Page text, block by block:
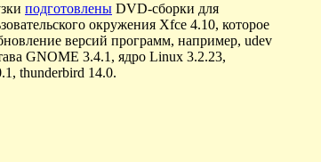
подготовлены DVD-сборки для
окружения Xfce 4.10, которое
версий программ, например, udev
GNOME 3.4.1, ядро Linux 3.2.23,
thunderbird 14.0.